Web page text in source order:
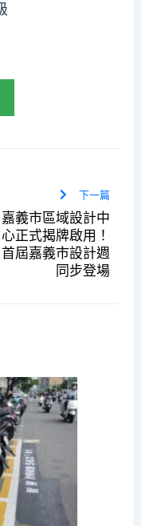
下一篇
嘉義市區域設計中
心正式揭牌啟用！
首屆嘉義市設計週
同步登場